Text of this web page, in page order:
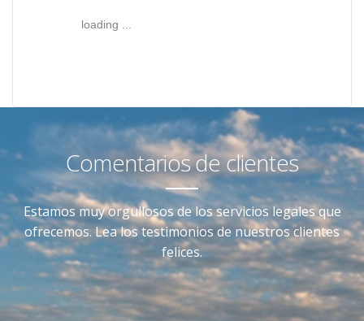
loading ...
Comentarios de clientes
Estamos muy orgullosos de los servicios legales que
ofrecemos. Lea los testimonios de nuestros clientes
felices.